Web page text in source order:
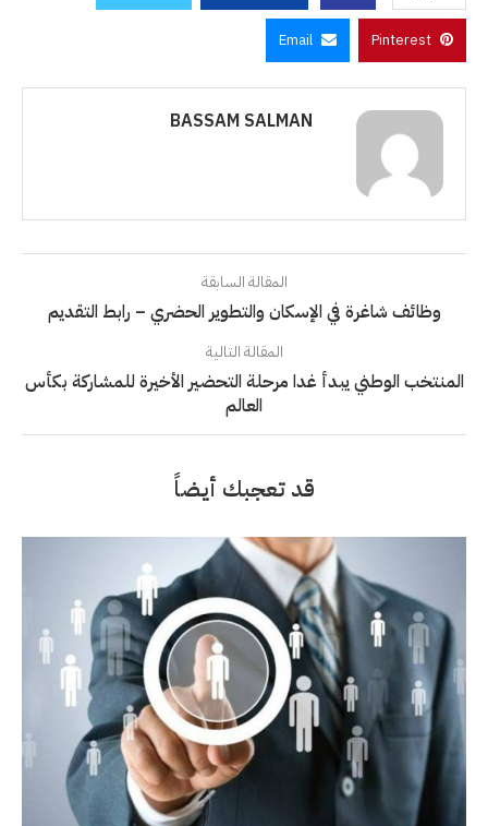
Pinterest
Email
BASSAM SALMAN
المقالة السابقة
وظائف شاغرة في الإسكان والتطوير الحضري – رابط التقديم
المقالة التالية
المنتخب الوطني يبدأ غدا مرحلة التحضير الأخيرة للمشاركة بكأس
العالم
قد تعجبك أيضاً